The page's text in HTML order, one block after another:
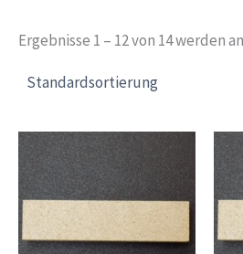
Ergebnisse 1 – 12 von 14 werden